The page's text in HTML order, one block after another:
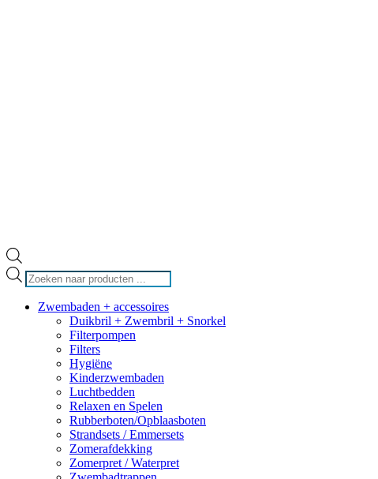
Producten
zoeken
Zwembaden + accessoires
Duikbril + Zwembril + Snorkel
Filterpompen
Filters
Hygiëne
Kinderzwembaden
Luchtbedden
Relaxen en Spelen
Rubberboten/Opblaasboten
Strandsets / Emmersets
Zomerafdekking
Zomerpret / Waterpret